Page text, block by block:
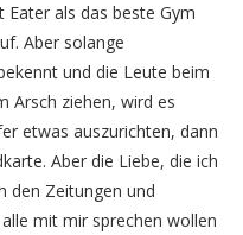
als das beste Gym
Aber solange
und die Leute beim
Arsch ziehen, wird es
etwas auszurichten, dann
Aber die Liebe, die ich
den Zeitungen und
mit mir sprechen wollen